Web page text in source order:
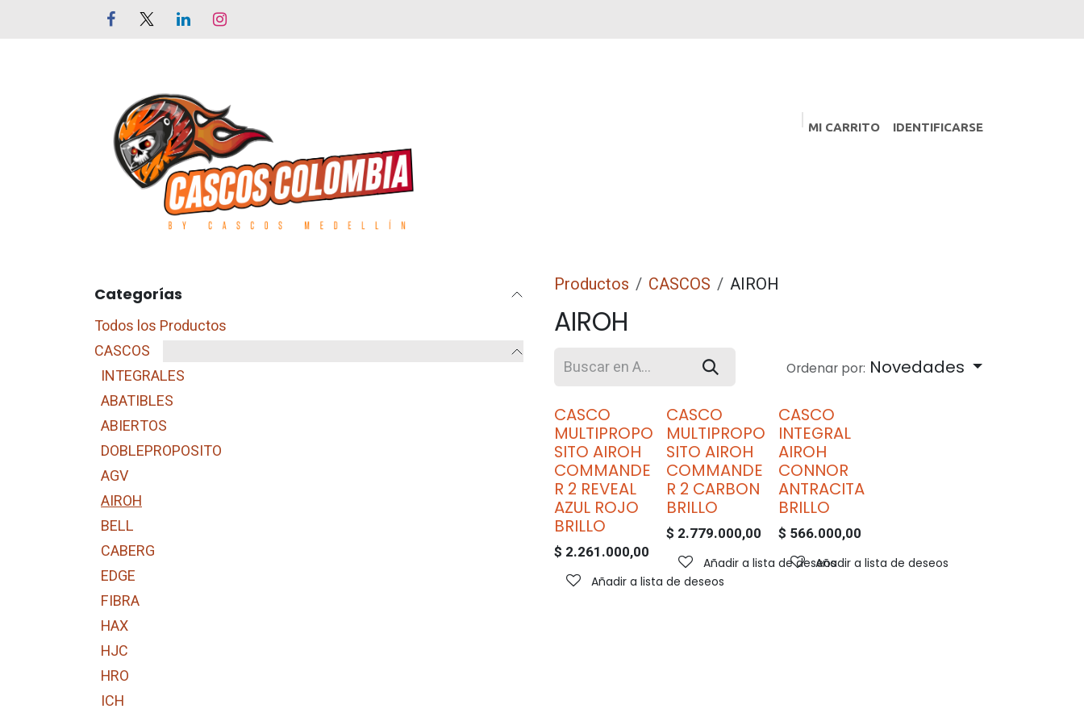
MI CARRITO IDENTIFICARSE
CALZADO GUANTES REPUESTOS
Categorías
Todos los Productos
CASCOS
INTEGRALES
ABATIBLES
ABIERTOS
DOBLEPROPOSITO
AGV
AIROH
BELL
CABERG
EDGE
FIBRA
HAX
HJC
HRO
ICH
Productos CASCOS AIROH
AIROH
Ordenar por: Novedades
CASCO
MULTIPROPO
SITO AIROH
COMMANDE
R 2 REVEAL
AZUL ROJO
BRILLO
$ 2.261.000,00
Añadir a lista de deseos
CASCO
MULTIPROPO
SITO AIROH
COMMANDE
R 2 CARBON
BRILLO
$ 2.779.000,00
Añadir a lista de deseos
CASCO
INTEGRAL
AIROH
CONNOR
ANTRACITA
BRILLO
$ 566.000,00
Añadir a lista de deseos